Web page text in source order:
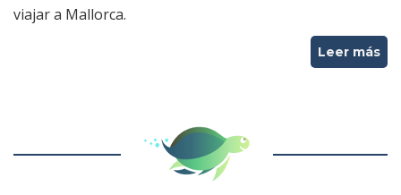
viajar a Mallorca.
Leer más